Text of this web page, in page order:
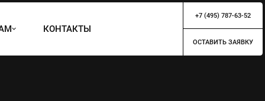
КОНТАКТЫ
+7 (495) 787-63-52
ОСТАВИТЬ ЗАЯВКУ